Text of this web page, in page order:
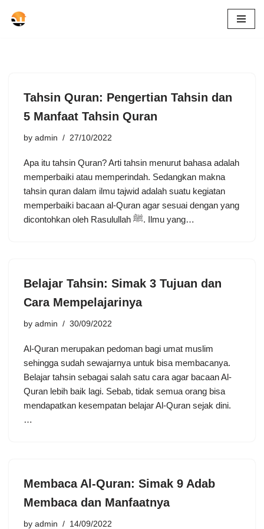
Tahsin Quran: Pengertian Tahsin dan
5 Manfaat Tahsin Quran
by admin 27/10/2022
Apa itu tahsin Quran? Arti tahsin menurut bahasa adalah
memperbaiki atau memperindah. Sedangkan makna
tahsin quran dalam ilmu tajwid adalah suatu kegiatan
memperbaiki bacaan al-Quran agar sesuai dengan yang
dicontohkan oleh Rasulullah ﷺ. Ilmu yang…
Belajar Tahsin: Simak 3 Tujuan dan
Cara Mempelajarinya
by admin 30/09/2022
Al-Quran merupakan pedoman bagi umat muslim
sehingga sudah sewajarnya untuk bisa membacanya.
Belajar tahsin sebagai salah satu cara agar bacaan Al-
Quran lebih baik lagi. Sebab, tidak semua orang bisa
mendapatkan kesempatan belajar Al-Quran sejak dini.
…
Membaca Al-Quran: Simak 9 Adab
Membaca dan Manfaatnya
by admin 14/09/2022